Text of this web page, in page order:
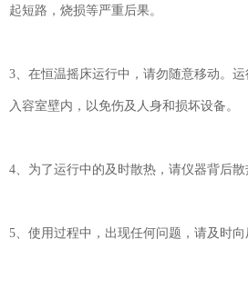
起短路，烧损等严重后果。
3、在恒温摇床运行中，请勿随意移动。
入容室壁内，以免伤及人身和损坏设备。
4、为了运行中的及时散热，请仪器背后
5、使用过程中，出现任何问题，请及时向